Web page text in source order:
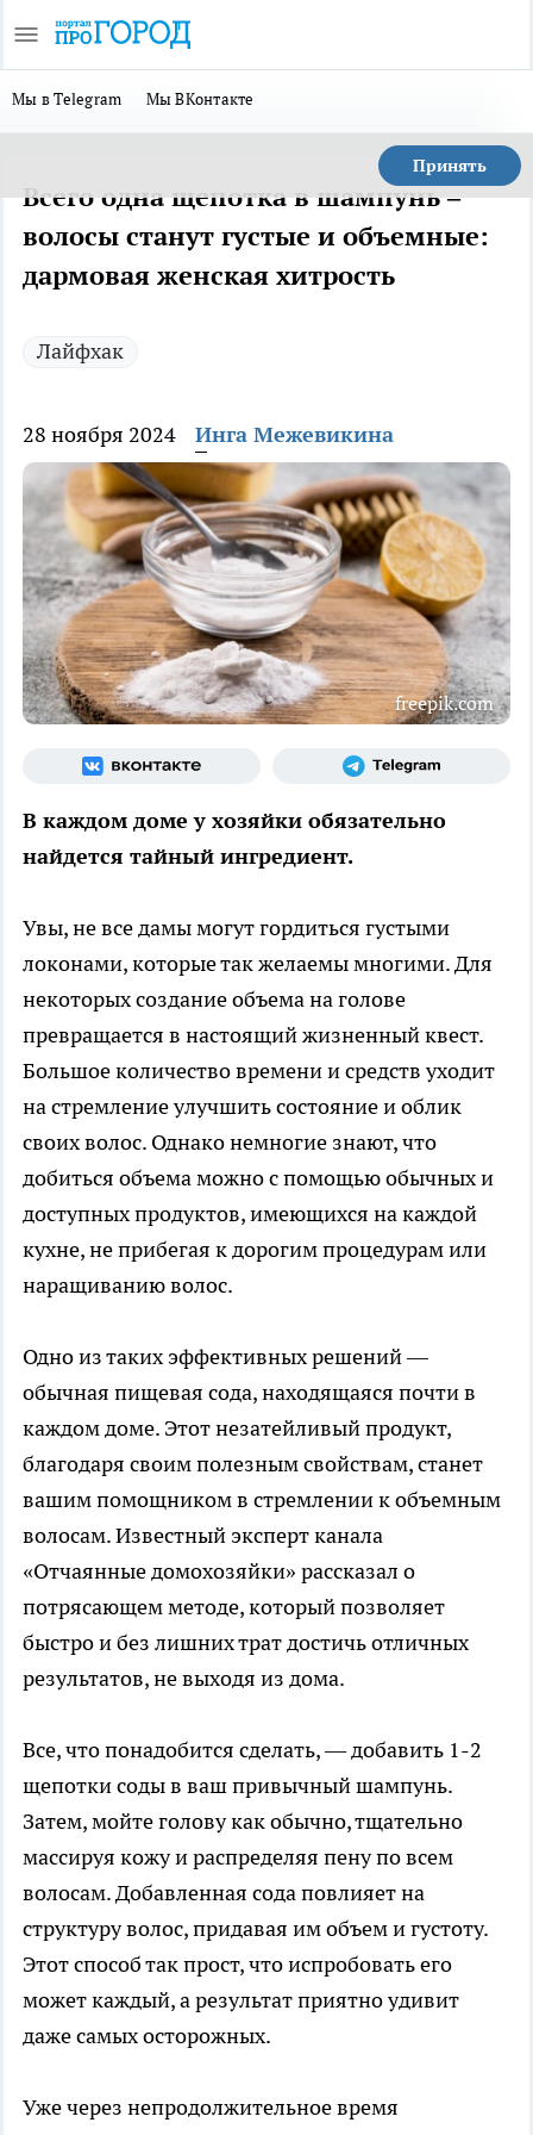
Мы в Telegram Мы ВКонтакте
Принять
Всего одна щепотка в шампунь –
волосы станут густые и объемные:
дармовая женская хитрость
Лайфхак
28 ноября 2024 Инга Межевикина
freepik.com
В каждом доме у хозяйки обязательно
найдется тайный ингредиент.
Увы, не все дамы могут гордиться густыми
локонами, которые так желаемы многими. Для
некоторых создание объема на голове
превращается в настоящий жизненный квест.
Большое количество времени и средств уходит
на стремление улучшить состояние и облик
своих волос. Однако немногие знают, что
добиться объема можно с помощью обычных и
доступных продуктов, имеющихся на каждой
кухне, не прибегая к дорогим процедурам или
наращиванию волос.
Одно из таких эффективных решений —
обычная пищевая сода, находящаяся почти в
каждом доме. Этот незатейливый продукт,
благодаря своим полезным свойствам, станет
вашим помощником в стремлении к объемным
волосам. Известный эксперт канала
«Отчаянные домохозяйки» рассказал о
потрясающем методе, который позволяет
быстро и без лишних трат достичь отличных
результатов, не выходя из дома.
Все, что понадобится сделать, — добавить 1-2
щепотки соды в ваш привычный шампунь.
Затем, мойте голову как обычно, тщательно
массируя кожу и распределяя пену по всем
волосам. Добавленная сода повлияет на
структуру волос, придавая им объем и густоту.
Этот способ так прост, что испробовать его
может каждый, а результат приятно удивит
даже самых осторожных.
Уже через непродолжительное время